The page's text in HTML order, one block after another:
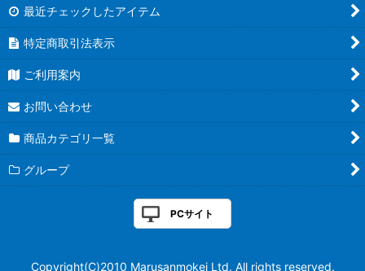
最近チェックしたアイテム
特定商取引法表示
ご利用案内
お問い合わせ
商品カテゴリ一覧
グループ
PCサイト
Copyright(C)2010 Marusanmokei Ltd. All rights reserved.